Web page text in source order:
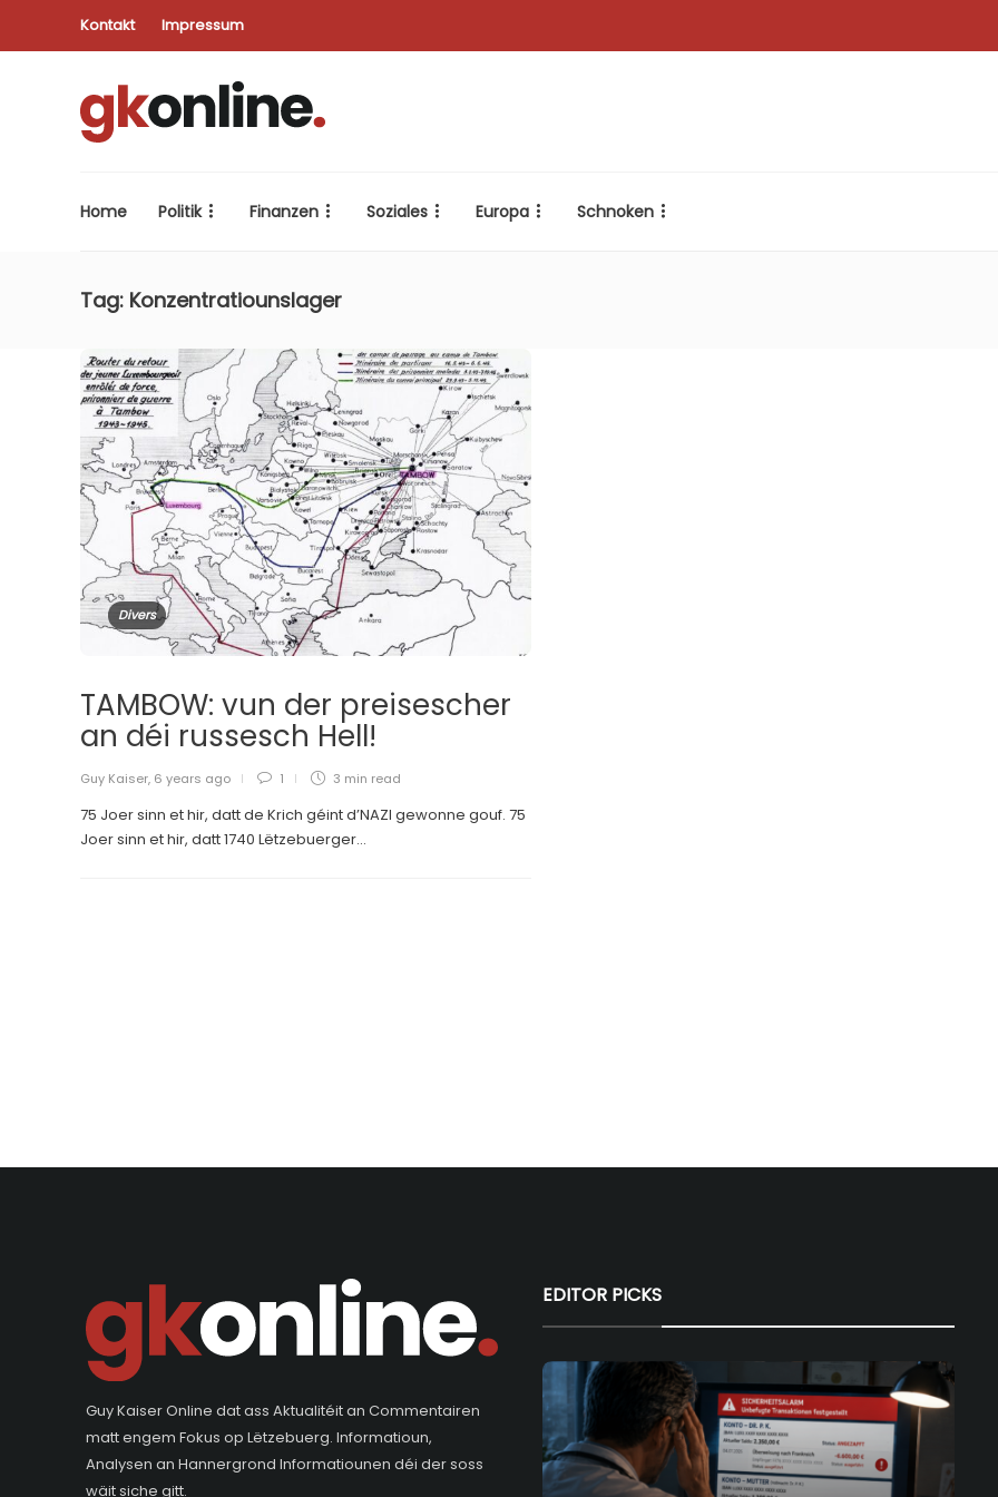
Kontakt Impressum
Home Politik Finanzen Soziales Europa Schnoken
Tag: Konzentratiounslager
Divers
TAMBOW: vun der preisescher
an déi russesch Hell!
Guy Kaiser, 6 years ago 1 3 min read
75 Joer sinn et hir, datt de Krich géint d’NAZI gewonne gouf. 75
Joer sinn et hir, datt 1740 Lëtzebuerger...
Guy Kaiser Online dat ass Aktualitéit an Commentairen
matt engem Fokus op Lëtzebuerg. Informatioun,
Analysen an Hannergrond Informatiounen déi der soss
wäit siche gitt.
EDITOR PICKS